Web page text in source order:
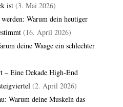
ist (3. Mai 2026)
Warum dein heutiger
(16. April 2026)
deine Waage ein schlechter
– Eine Dekade High-End
(2. April 2026)
Warum deine Muskeln das